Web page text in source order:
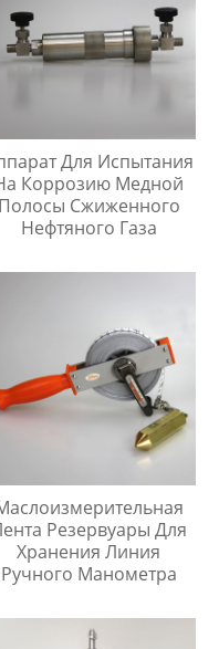
Для Испытания
Коррозию Медной
Полосы Сжиженного
Нефтяного Газа
Резервуары Для
Хранения Линия
Ручного Манометра